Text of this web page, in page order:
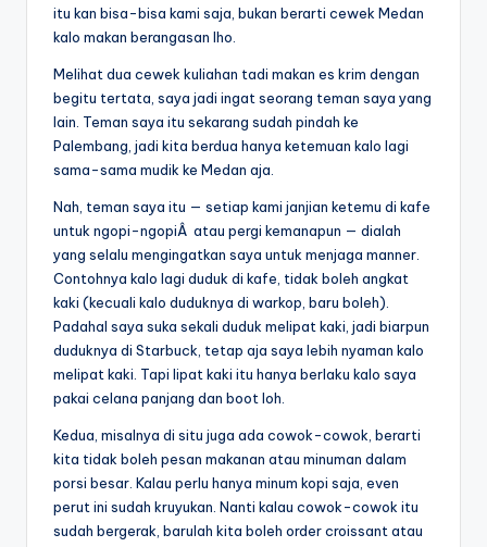
itu kan bisa-bisa kami saja, bukan berarti cewek Medan
kalo makan berangasan lho.
Melihat dua cewek kuliahan tadi makan es krim dengan
begitu tertata, saya jadi ingat seorang teman saya yang
lain. Teman saya itu sekarang sudah pindah ke
Palembang, jadi kita berdua hanya ketemuan kalo lagi
sama-sama mudik ke Medan aja.
Nah, teman saya itu — setiap kami janjian ketemu di kafe
untuk ngopi-ngopiÂ atau pergi kemanapun — dialah
yang selalu mengingatkan saya untuk menjaga manner.
Contohnya kalo lagi duduk di kafe, tidak boleh angkat
kaki (kecuali kalo duduknya di warkop, baru boleh).
Padahal saya suka sekali duduk melipat kaki, jadi biarpun
duduknya di Starbuck, tetap aja saya lebih nyaman kalo
melipat kaki. Tapi lipat kaki itu hanya berlaku kalo saya
pakai celana panjang dan boot loh.
Kedua, misalnya di situ juga ada cowok-cowok, berarti
kita tidak boleh pesan makanan atau minuman dalam
porsi besar. Kalau perlu hanya minum kopi saja, even
perut ini sudah kruyukan. Nanti kalau cowok-cowok itu
sudah bergerak, barulah kita boleh order croissant atau